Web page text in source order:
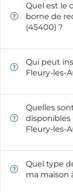
Quel est le
borne de
(45400) ?
Qui peut
Fleury-les-
Quelles
disponibles
Fleury-les-
Quel type
ma maison